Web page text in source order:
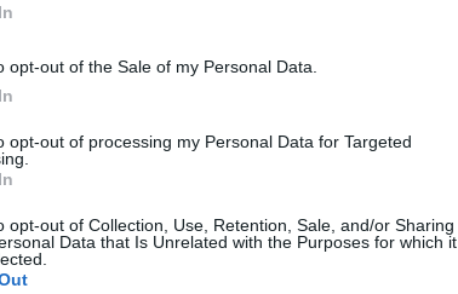
opt-out of the Sale of my Personal Data.
opt-out of processing my Personal Data for Targeted
opt-out of Collection, Use, Retention, Sale, and/or Sharing
Data that Is Unrelated with the Purposes for which it
Ajax’
met duidelijk antwoord
over Ter Stegen’
zich